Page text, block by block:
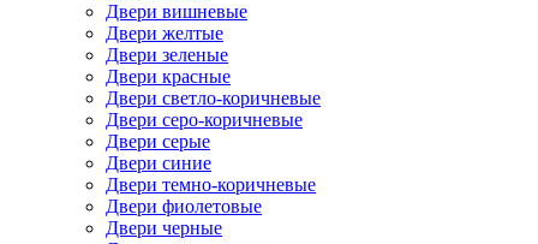
Двери вишневые
Двери желтые
Двери зеленые
Двери красные
Двери светло-коричневые
Двери серо-коричневые
Двери серые
Двери синие
Двери темно-коричневые
Двери фиолетовые
Двери черные